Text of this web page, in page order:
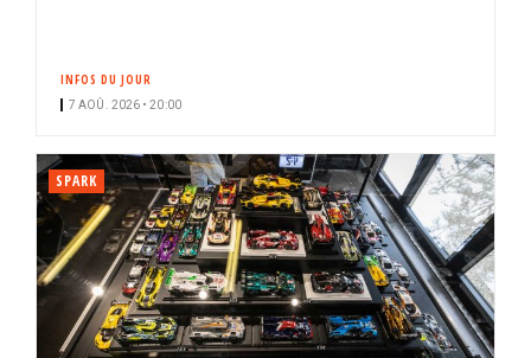
INFOS DU JOUR
7 AOÛ. 2026 • 20:00
SPARK